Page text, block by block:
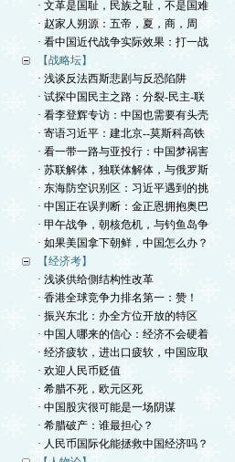
· 文革是国耻，民族之耻，不是国难
· 赵家人朔源：五帝，夏，商，周
· 看中国近代战争实际效果：打一战
【战略坛】
· 浅谈反法西斯悲剧与反恐陷阱
· 试探中国民主之路：分裂-民主-联
· 看李登辉专访：中国也需要有头壳
· 寄语习近平：建北京--莫斯科高铁
· 看一带一路与亚投行：中国梦祸害
· 苏联解体，独联体解体，与俄罗斯
· 东海防空识别区：习近平遇到的挑
· 中国正在误判断：金正恩拥抱奥巴
· 甲午战争，朝核危机，与钓鱼岛争
· 如果美国拿下朝鲜，中国怎么办？
【经济考】
· 浅谈供给側结构性改革
· 香港全球竞争力排名第一：赞！
· 振兴东北：办全方位开放的特区
· 中国人哪来的信心：经济不会硬着
· 经济疲软，进出口疲软，中国应取
· 欢迎人民币贬值
· 希腊不死，欧元区死
· 中国股灾很可能是一场阴谋
· 希腊破产：谁最担心？
· 人民币国际化能拯救中国经济吗？